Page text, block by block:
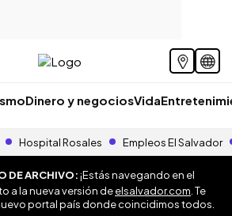
Dinero y negociosVida
Hospital Rosales Empleos El Salvador
DE ARCHIVO:¡Estás navegando en el
a la nueva versión deelsalvador.com . Te
portal país donde coincidimos todos.